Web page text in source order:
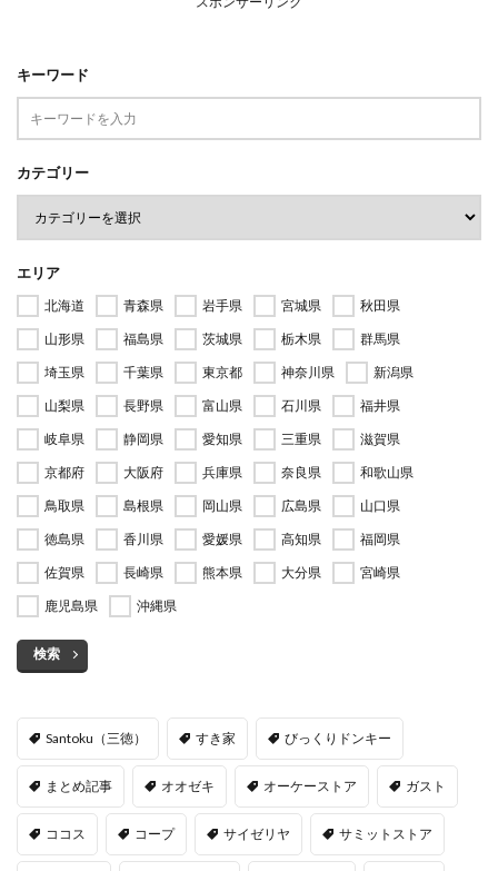
キーワード
カテゴリー
エリア
北海道 青森県 岩手県 宮城県
秋田県
山形県
福島県 茨城県 栃木県
群馬県
埼玉県
千葉県 東京都 神奈川県
新潟県
山梨県
長野県 富山県 石川県
福井県
岐阜県
静岡県 愛知県 三重県
滋賀県
京都府
大阪府 兵庫県 奈良県
和歌山県
鳥取県
島根県 岡山県 広島県
山口県
徳島県
香川県 愛媛県 高知県
福岡県
佐賀県
長崎県 熊本県 大分県
宮崎県
鹿児島県
沖縄県
検索
Santoku（三徳） すき家 びっくりドンキー
まとめ記事 オオゼキ オーケーストア ガスト
ココス コープ サイゼリヤ サミットストア